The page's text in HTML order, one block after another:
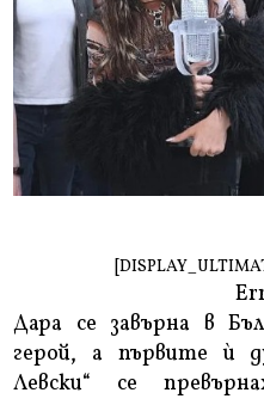
Дара се завърна в
герой, а първите ѝ
Левски“ се